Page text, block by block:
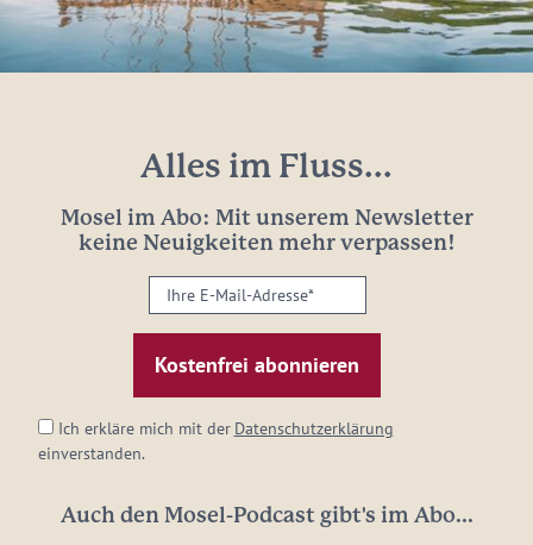
Alles im Fluss...
Mosel im Abo: Mit unserem Newsletter
keine Neuigkeiten mehr verpassen!
Ihre
E-
Mail-
Adresse:
Ich erkläre mich mit der Datenschutzerklärung
einverstanden.
Auch den Mosel-Podcast gibt's im Abo...